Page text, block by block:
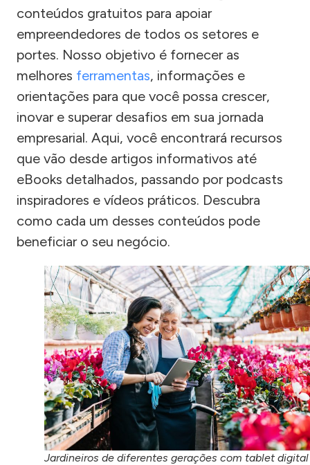
conteúdos gratuitos para apoiar
empreendedores de todos os setores e
portes. Nosso objetivo é fornecer as
melhores ferramentas, informações e
orientações para que você possa crescer,
inovar e superar desafios em sua jornada
empresarial. Aqui, você encontrará recursos
que vão desde artigos informativos até
eBooks detalhados, passando por podcasts
inspiradores e vídeos práticos. Descubra
como cada um desses conteúdos pode
beneficiar o seu negócio.
Jardineiros de diferentes gerações com tablet digital